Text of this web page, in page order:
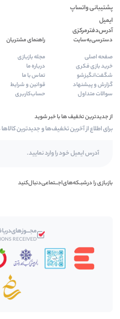
پشتیبانی واتساپ
ایمیل
آدرس‌دفتر‌مرکزی
دسترسی‌به‌سایت
صفحه اصلی
خرید بازی فکری
شگفت‌انگیزشو
گزارش و پیشنهاد
سوالات متداول
راهنمای مشتریان
مجله بازبازی
درباره ما
تماس با ما
قوانین و شرایط
حساب‌کاربری
از جدیدترین تخفیف ها با خبر شوید
برای اطلاع از آخرین تخفیف‌ها و جدیدترین
بازبازی را در‌‌شبـکه‌های‌اجـــتماعی‌دنبال‌کنید
RECEIVED